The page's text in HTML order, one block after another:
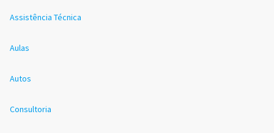
Assistência Técnica
Aulas
Autos
Consultoria